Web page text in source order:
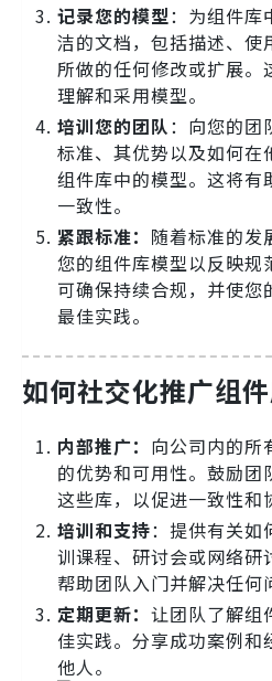
记录您的模型：为组件库
洁的文档，包括描述、使
所做的任何修改或扩展
理解和采用模型。
培训您的团队 ：向您的团
标准、其优势以及如何在
组件库中的模型。这将有
一致性。
紧跟标准： 随着标准的发
您的组件库模型以反映规
可确保持续合规，并使
最佳实践。
如何社交化推广组件
内部推广： 向公司内的所
的优势和可用性。鼓励团
这些库，以促进一致性和
培训和支持：提供有关如
训课程、研讨会或网络研
帮助团队入门并解决任何
定期更新： 让团队了解组
佳实践。分享成功案例和
他人。